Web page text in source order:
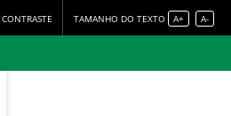
TAMANHO DO TEXTO A+ A-